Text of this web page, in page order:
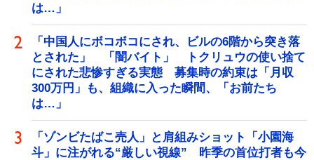
は…」
「中国人にボコボコにされ、ビルの6階から突き落
とされた」 「闇バイト」 トクリュウの使い捨て
にされた悲惨すぎる実態 募集時の約束は「月収
300万円」も、組織に入った瞬間、「お前たち
は…」
「ゾンビたばこ売人」と肩組みショット「小園海
斗」に注がれる“厳しい視線” 昨季の首位打者も今